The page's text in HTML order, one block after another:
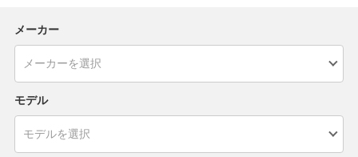
メーカー
モデル